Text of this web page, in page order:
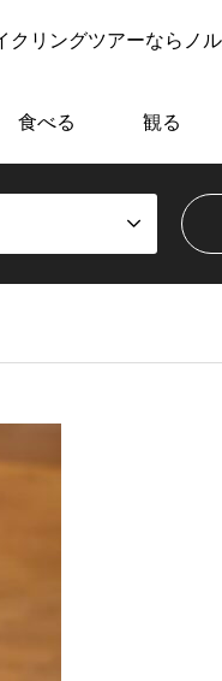
クリングツアーならノ
食べる 観る